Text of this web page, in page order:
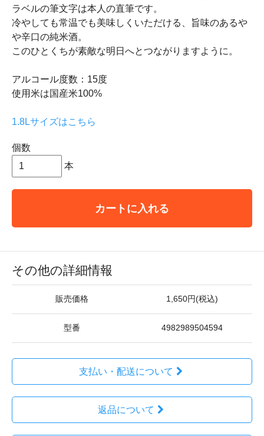
ラベルの筆文字は本人の直筆です。
冷やしても常温でも美味しくいただける、旨味のあるや
や辛口の純米酒。
このひとくちが素敵な明日へとつながりますように。
アルコール度数：15度
使用米は国産米100%
1.8Lサイズはこちら
個数
本
カートに入れる
その他の詳細情報
販売価格 1,650円(税込)
型番 4982989504594
支払い・配送について
返品について